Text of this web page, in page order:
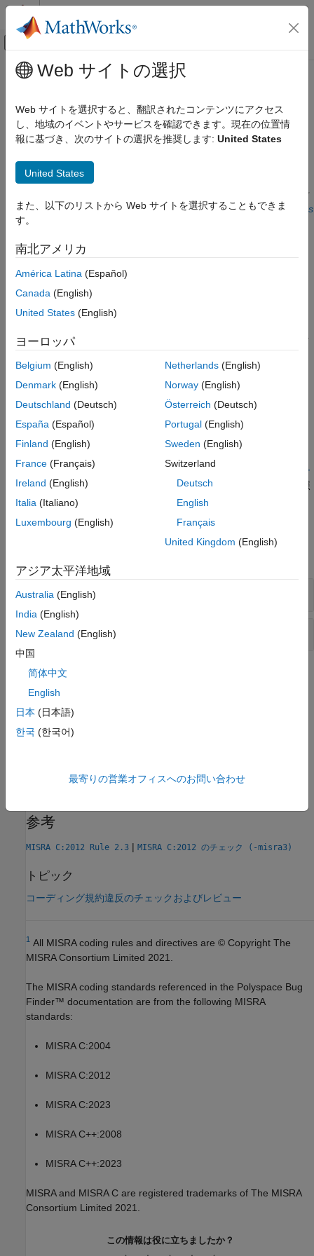
コンテンツへスキップ
オフキャンバス ナビゲーション メ
ドキュメンテーションのホーム
コード検証
Polyspace Bug Finder
Polyspace Bug Finder の結果
MISRA C:2012 命令およびルール
項目一覧
説明
例
チェック情報
参考
メインコンテンツ
MISRA C:2012 Rule 2.4
A project should not contain unused tag declarations
説明
解析では
非アクティブにされます。Checkers Deactivated in Polyspace as
You Code Analysis
ルール定義
A project should not contain unused tag declarations
根拠
タグが宣言されているが使用されない場合、レビュー担当者はタ
グが冗長なのか手違いで使用されていないのかわかりません。
レポート内の追加のメッセージ
A project should not contain unused tag declarations: tag
tag_name is not used.
トラブルシューティング
ルール違反を想定していてもその違反が表示されない場合、
コー
ディング規約違反が想定どおりに表示されない理由の診断
を参照
します。
例
タグが関数で定義されているが使用されない
タグがtypedef
チェック情報
グループ:
カテゴリ:推奨
AGC カテゴリ:
参考
MISRA C:2012 Rule 2.3 | MISRA C:2012 のチェック (-misra3)
トピック
コーディング規約違反のチェックおよびレビュー
1 All MISRA coding rules and directives are © Copyright The
MISRA Consortium Limited 2021.
The MISRA coding standards referenced in the Polyspace Bug
Finder™ documentation are from the following MISRA
standards:
MISRA C:2004
MISRA C:2012
MISRA C:2023
MISRA C++:2008
MISRA C++:2023
MISRA and MISRA C are registered trademarks of The MISRA
Consortium Limited 2021.
この情報は役に立ちましたか？
Web サイトの選択
Web サイトを選択すると、翻訳されたコンテンツにアクセス
し、地域のイベントやサービスを確認できます。現在の位置情
報に基づき、次のサイトの選択を推奨します: United States
United States
また、以下のリストから Web サイトを選択することもできま
す。
南北アメリカ
América Latina (Español)
Canada (English)
United States (English)
ヨーロッパ
Belgium (English)
Denmark (English)
Deutschland (Deutsch)
España (Español)
Finland (English)
France (Français)
Ireland (English)
Italia (Italiano)
Luxembourg (English)
Netherlands(English)
Norway(English)
Österreich (Deutsch)
Portugal(English)
Sweden (English)
Switzerland
Deutsch
English
Français
United Kingdom (English)
アジア太平洋地域
Australia (English)
India (English)
New Zealand (English)
中国
简体中文
English
日本 (日本語)
한국 (한국어)
最寄りの営業オフィスへのお問い合わせ